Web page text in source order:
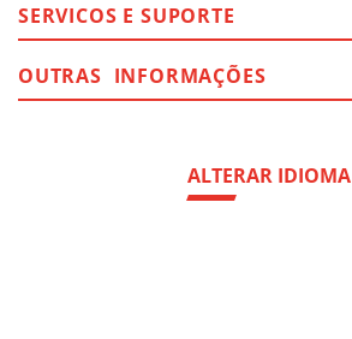
ALTERAR IDIOMA
SERVICOS E SUPORTE
OUTRAS INFORMAÇÕES